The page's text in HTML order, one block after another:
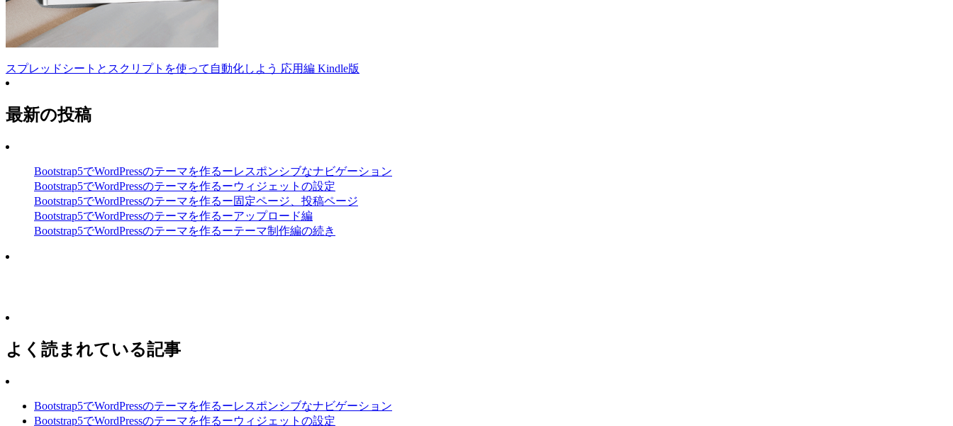
スプレッドシートとスクリプトを使って自動化しよう 応用編 Kindle版
最新の投稿
Bootstrap5でWordPressのテーマを作るーレスポンシブなナビゲーション
Bootstrap5でWordPressのテーマを作るーウィジェットの設定
Bootstrap5でWordPressのテーマを作るー固定ページ、投稿ページ
Bootstrap5でWordPressのテーマを作るーアップロード編
Bootstrap5でWordPressのテーマを作るーテーマ制作編の続き
よく読まれている記事
Bootstrap5でWordPressのテーマを作るーレスポンシブなナビゲーション
Bootstrap5でWordPressのテーマを作るーウィジェットの設定